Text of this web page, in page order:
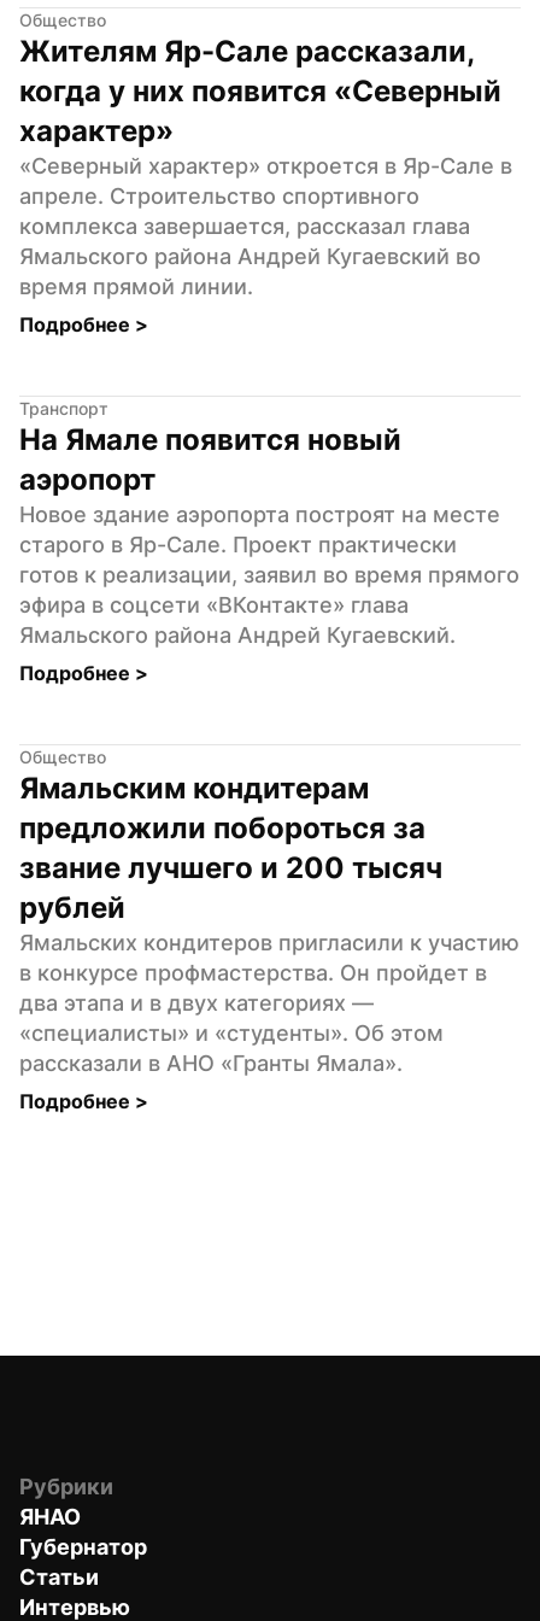
Общество
Жителям Яр-Сале рассказали,
когда у них появится «Северный
характер»
«Северный характер» откроется в Яр-Сале в
апреле. Строительство спортивного
комплекса завершается, рассказал глава
Ямальского района Андрей Кугаевский во
время прямой линии.
Подробнее >
Транспорт
На Ямале появится новый
аэропорт
Новое здание аэропорта построят на месте
старого в Яр-Сале. Проект практически
готов к реализации, заявил во время прямого
эфира в соцсети «ВКонтакте» глава
Ямальского района Андрей Кугаевский.
Подробнее >
Общество
Ямальским кондитерам
предложили побороться за
звание лучшего и 200 тысяч
рублей
Ямальских кондитеров пригласили к участию
в конкурсе профмастерства. Он пройдет в
два этапа и в двух категориях —
«специалисты» и «студенты». Об этом
рассказали в АНО «Гранты Ямала».
Подробнее >
Рубрики
ЯНАО
Губернатор
Статьи
Интервью